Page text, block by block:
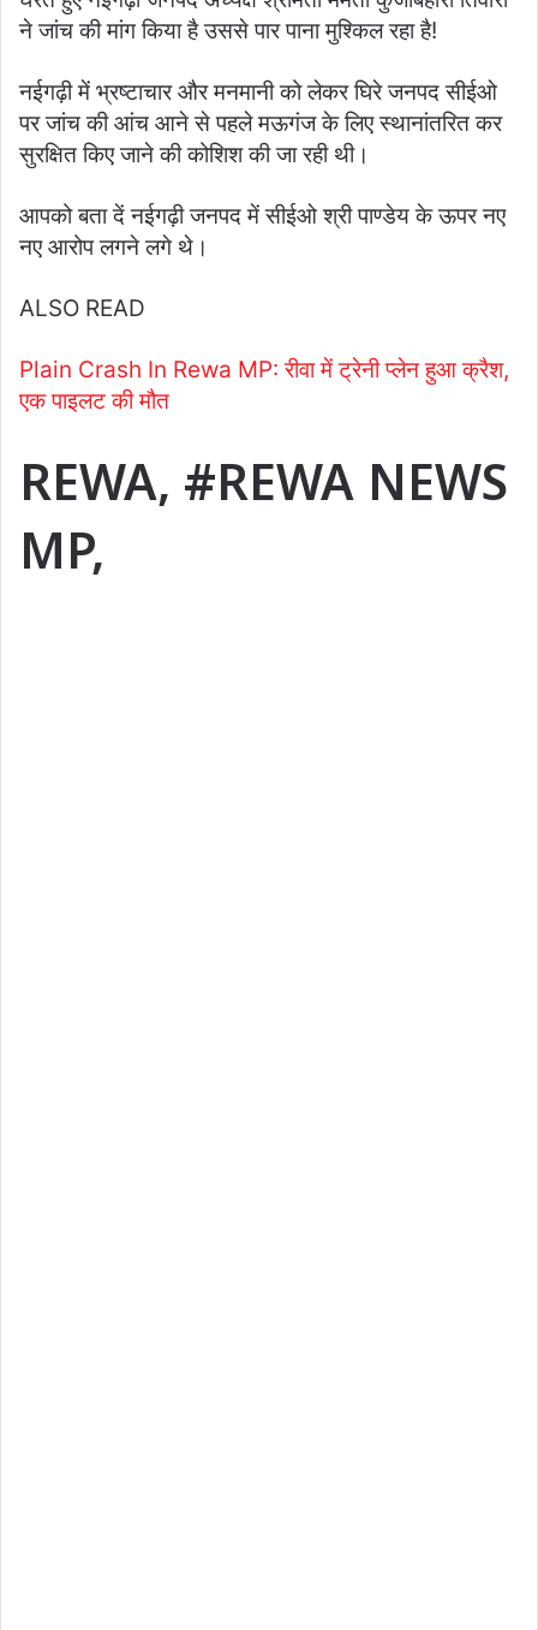
ने जांच की मांग किया है उससे पार पाना मुश्किल रहा है!
नईगढ़ी में भ्रष्टाचार और मनमानी को लेकर घिरे जनपद सीईओ
पर जांच की आंच आने से पहले मऊगंज के लिए स्थानांतरित कर
सुरक्षित किए जाने की कोशिश की जा रही थी।
आपको बता दें नईगढ़ी जनपद में सीईओ श्री पाण्डेय के ऊपर नए
नए आरोप लगने लगे थे।
ALSO READ
Plain Crash In Rewa MP: रीवा में ट्रेनी प्लेन हुआ क्रैश,
एक पाइलट की मौत
REWA, #REWA NEWS
MP,